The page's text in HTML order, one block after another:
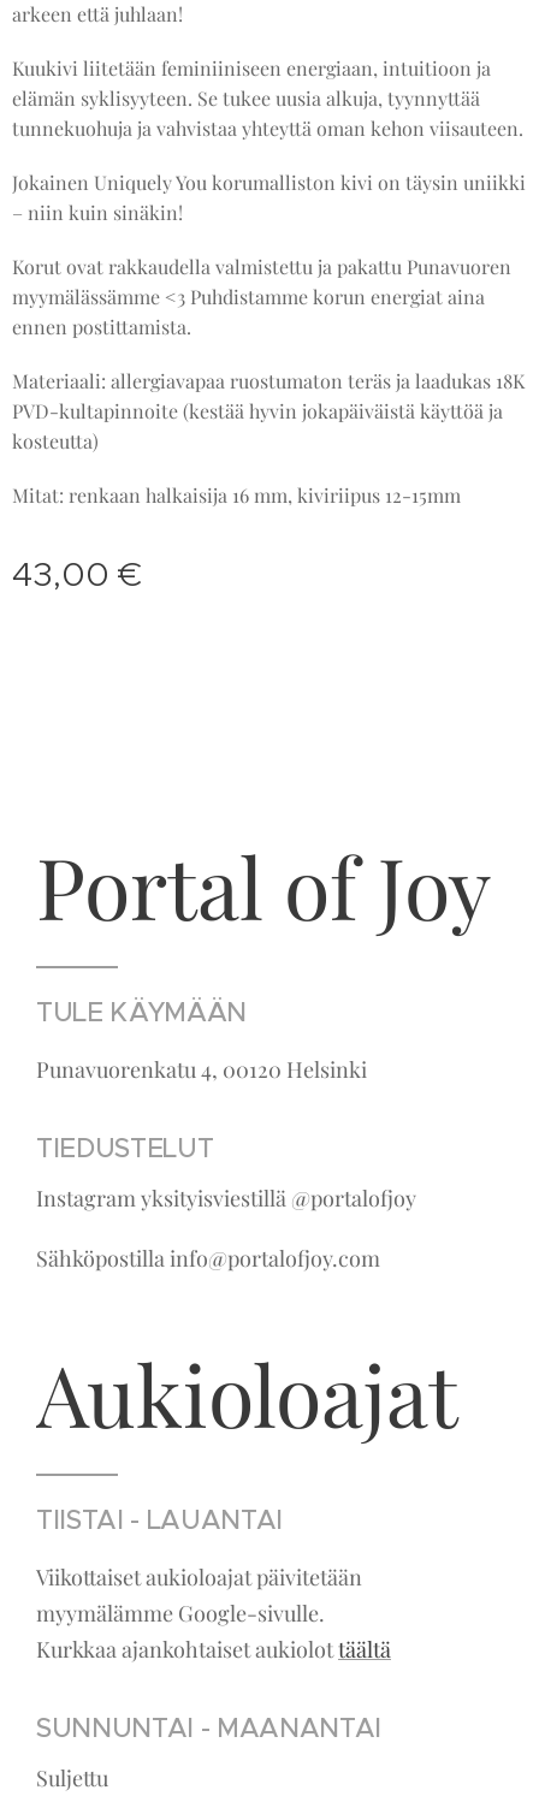
arkeen että juhlaan!
Kuukivi liitetään feminiiniseen energiaan, intuitioon ja
elämän syklisyyteen. Se tukee uusia alkuja, tyynnyttää
tunnekuohuja ja vahvistaa yhteyttä oman kehon viisauteen.
Jokainen Uniquely You korumalliston kivi on täysin uniikki
– niin kuin sinäkin!
Korut ovat rakkaudella valmistettu ja pakattu Punavuoren
myymälässämme <3 Puhdistamme korun energiat aina
ennen postittamista.
Materiaali: allergiavapaa ruostumaton teräs ja laadukas 18K
PVD-kultapinnoite (kestää hyvin jokapäiväistä käyttöä ja
kosteutta)
Mitat: renkaan halkaisija 16 mm, kiviriipus 12-15mm
43,00 €
Portal of Joy
TULE KÄYMÄÄN
Punavuorenkatu 4, 00120 Helsinki
TIEDUSTELUT
Instagram yksityisviestillä @portalofjoy
Sähköpostilla info@portalofjoy.com
Aukioloajat
TIISTAI - LAUANTAI
Viikottaiset aukioloajat päivitetään
myymälämme Google-sivulle.
Kurkkaa ajankohtaiset aukiolottäältä
SUNNUNTAI - MAANANTAI
Suljettu